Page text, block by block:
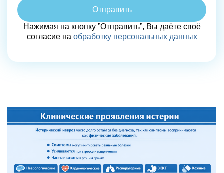
Отправить
Нажимая на кнопку ”Отправить”, Вы даёте своё
согласие на обработку персональных данных